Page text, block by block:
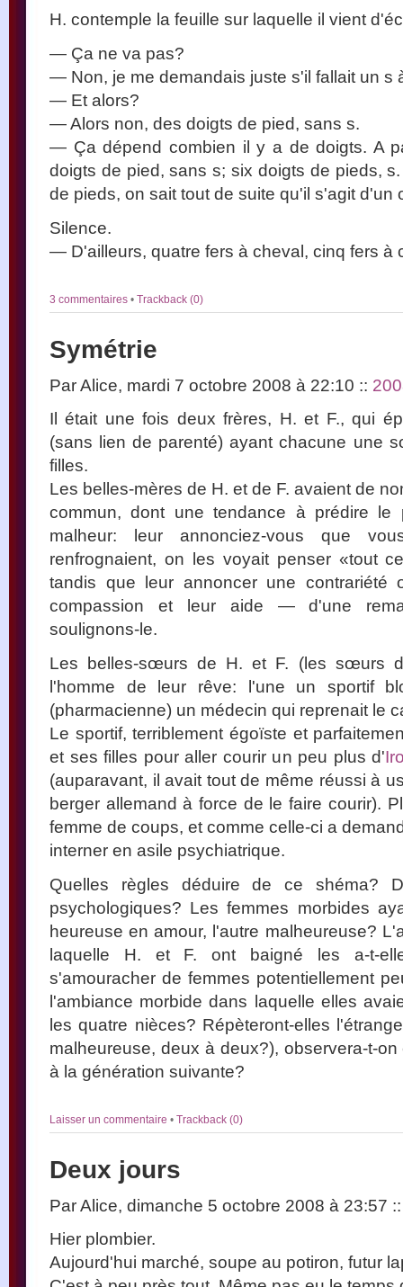
H. contemple la feuille sur laquelle il vient
— Ça ne va pas?
— Non, je me demandais juste s'il fallait un s
— Et alors?
— Alors non, des doigts de pied, sans s.
— Ça dépend combien il y a de doigts. A
doigts de pied, sans s; six doigts de pieds,
de pieds, on sait tout de suite qu'il s'agit d'un
Silence.
— D'ailleurs, quatre fers à cheval, cinq fers à
3 commentaires • Trackback (0)
Symétrie
Par Alice, mardi 7 octobre 2008 à 22:10 ::
Il était une fois deux frères, H. et F., qui
(sans lien de parenté) ayant chacune une
filles.
Les belles-mères de H. et de F. avaient de
commun, dont une tendance à prédire
malheur: leur annonciez-vous que
renfrognaient, on les voyait penser «tout
tandis que leur annoncer une contrariété
compassion et leur aide — d'une
soulignons-le.
Les belles-sœurs de H. et F. (les sœurs
l'homme de leur rêve: l'une un sportif
(pharmacienne) un médecin qui reprenait le
Le sportif, terriblement égoïste et
et ses filles pour aller courir un peu plus d'
(auparavant, il avait tout de même réussi à
berger allemand à force de le faire courir).
femme de coups, et comme celle-ci a
interner en asile psychiatrique.
Quelles règles déduire de ce shéma?
psychologiques? Les femmes morbides
heureuse en amour, l'autre malheureuse?
laquelle H. et F. ont baigné les a-t-
s'amouracher de femmes potentiellement
l'ambiance morbide dans laquelle elles
les quatre nièces? Répèteront-elles
malheureuse, deux à deux?), observera-t-
à la génération suivante?
Laisser un commentaire • Trackback (0)
Deux jours
Par Alice, dimanche 5 octobre 2008 à 23:57 ::
Hier plombier.
Aujourd'hui marché, soupe au potiron, futur